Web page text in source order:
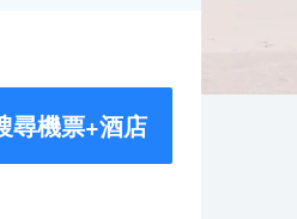
尋機票+酒店